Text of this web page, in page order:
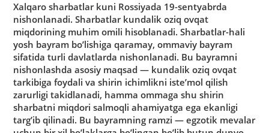
Xalqaro sharbatlar kuni Rossiyada 19-sentyabrda
nishonlanadi. Sharbatlar kundalik oziq ovqat
miqdorining muhim omili hisoblanadi. Sharbatlar-hali
yosh bayram bo’lishiga qaramay, ommaviy bayram
sifatida turli davlatlarda nishonlanadi. Bu bayramni
nishonlashda asosiy maqsad — kundalik oziq ovqat
tarkibiga foydali va shirin ichimlikni iste’mol qilish
zarurligi takidlanadi, hamma ommaga shu shirin
sharbatni miqdori salmoqli ahamiyatga ega ekanligi
targ’ib qilinadi. Bu bayramning ramzi — egzotik mevalar